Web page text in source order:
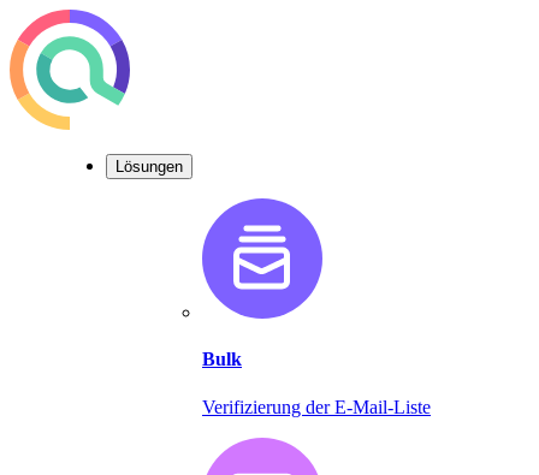
Lösungen
Bulk
Verifizierung der E-Mail-Liste